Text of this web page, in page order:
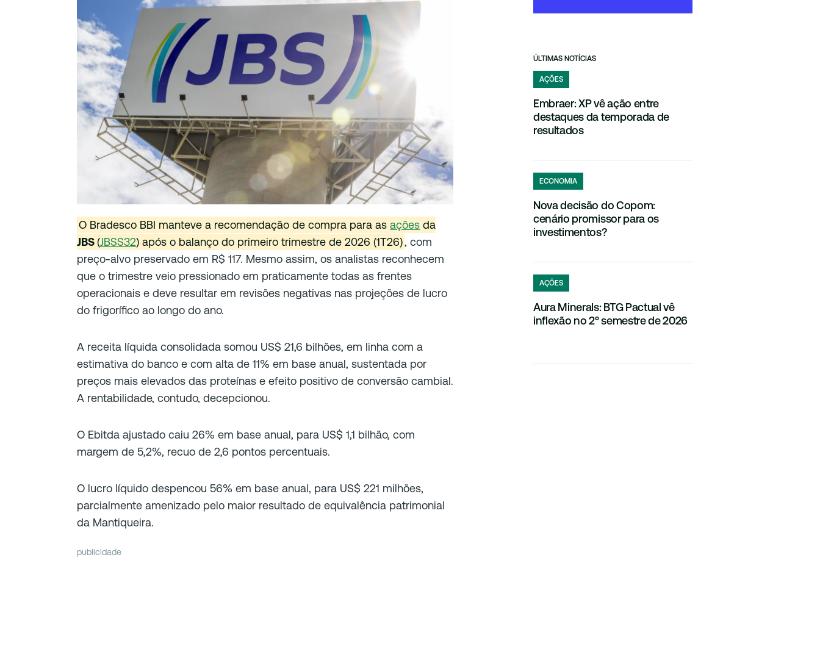
O Bradesco BBI manteve a recomendação de compra para asações da
JBS(JBSS32) após o balanço do primeiro trimestre de 2026 (1T26), com
preço-alvo preservado em R$ 117. Mesmo assim, os analistas reconhecem
que o trimestre veio pressionado em praticamente todas as frentes
operacionais e deve resultar em revisões negativas nas projeções de lucro
do frigorífico ao longo do ano.
A receita líquida consolidada somou US$ 21,6 bilhões, em linha com a
estimativa do banco e com alta de 11% em base anual, sustentada por
preços mais elevados das proteínas e efeito positivo de conversão cambial.
A rentabilidade, contudo, decepcionou.
O Ebitda ajustado caiu 26% em base anual, para US$ 1,1 bilhão, com
margem de 5,2%, recuo de 2,6 pontos percentuais.
O lucro líquido despencou 56% em base anual, para US$ 221 milhões,
parcialmente amenizado pelo maior resultado de equivalência patrimonial
da Mantiqueira.
publicidade
ÚLTIMAS NOTÍCIAS
AÇÕES
Embraer: XP vê ação entre
destaques da temporada de
resultados
ECONOMIA
Nova decisão do Copom:
cenário promissor para os
investimentos?
AÇÕES
Aura Minerals: BTG Pactual vê
inflexão no 2º semestre de 2026